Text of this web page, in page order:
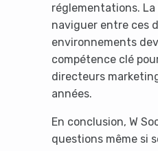
réglementations. La
naviguer entre ces
environnements
compétence clé
directeurs
années.
En conclusion, W
questions même si